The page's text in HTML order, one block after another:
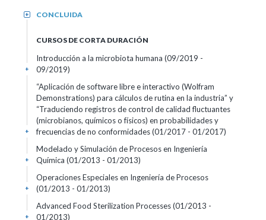
CONCLUIDA
+
CURSOS DE CORTA DURACIÓN
Introducción a la microbiota humana (09/2019 -
09/2019)
+
“Aplicación de software libre e interactivo (Wolfram
Demonstrations) para cálculos de rutina en la industria” y
“Traduciendo registros de control de calidad fluctuantes
(microbianos, químicos o físicos) en probabilidades y
frecuencias de no conformidades(01/2017 - 01/2017)
+
Modelado y Simulación de Procesos en Ingeniería
Química (01/2013 - 01/2013)
+
Operaciones Especiales en Ingeniería de Procesos
(01/2013 - 01/2013)
+
Advanced Food Sterilization Processes(01/2013 -
01/2013)
+